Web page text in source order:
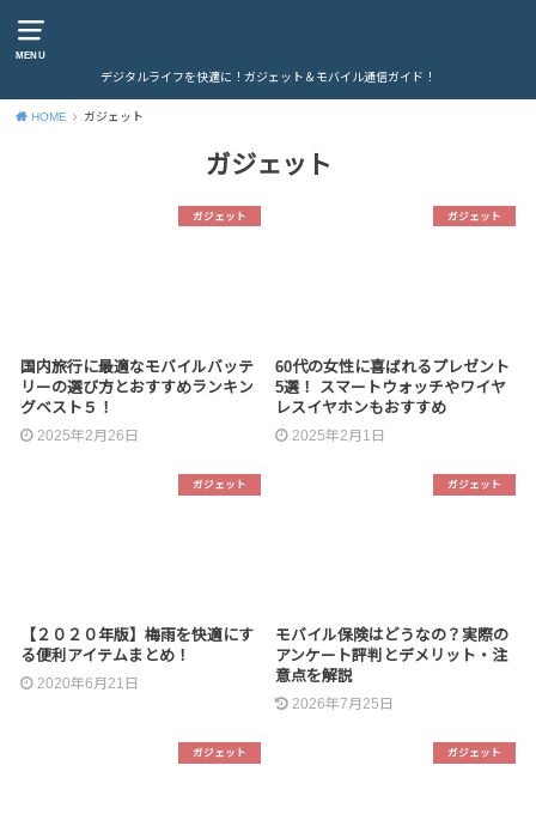
MENU
デジタルライフを快適に！ガジェット＆モバイル通信ガイド！
HOME ガジェット
ガジェット
ガジェット
国内旅行に最適なモバイルバッテ
リーの選び方とおすすめランキン
グベスト５！
2025年2月26日
ガジェット
60代の女性に喜ばれるプレゼント
5選！ スマートウォッチやワイヤ
レスイヤホンもおすすめ
2025年2月1日
ガジェット
【２０２０年版】梅雨を快適にす
る便利アイテムまとめ！
2020年6月21日
ガジェット
モバイル保険はどうなの？実際の
アンケート評判とデメリット・注
意点を解説
2026年7月25日
ガジェット ガジェット